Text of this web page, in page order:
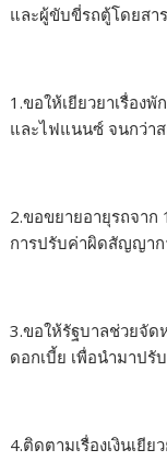
และผู้ขับขี่รถตู้โดยสา
1.ขอให้เยียวยาเรื่อง
และไฟแนนซ์ จนกว่า
2.ขอขยายอายุรถจาก
การปรับค่าผิดสัญญาก
3.ขอให้รัฐบาลช่วยจัด
ดอกเบี้ย เพื่อนำมาปรั
4.ติดตามเรื่องเงินเยี